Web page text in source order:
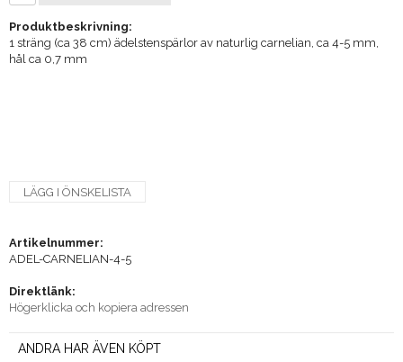
Produktbeskrivning:
1 sträng (ca 38 cm) ädelstenspärlor av naturlig carnelian, ca 4-5 mm,
hål ca 0,7 mm
LÄGG I ÖNSKELISTA
Artikelnummer:
ADEL-CARNELIAN-4-5
Direktlänk:
Högerklicka och kopiera adressen
ANDRA HAR ÄVEN KÖPT